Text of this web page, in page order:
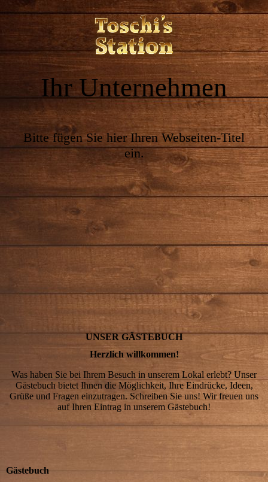
Ihr Unternehmen
Bitte fügen Sie hier Ihren Webseiten-Titel
ein.
UNSER GÄSTEBUCH
Herzlich willkommen!
Was haben Sie bei Ihrem Besuch in unserem Lokal erlebt? Unser
Gäste­buch bietet Ihnen die Möglich­keit, Ihre Ein­drücke, Ideen,
Grüße und Fragen einzu­tragen. Schreiben Sie uns! Wir freuen uns
auf Ihren Eintrag in unserem Gäste­buch!
Gästebuch